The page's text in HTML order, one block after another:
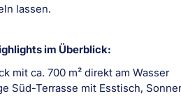
lassen.
im Überblick:
mit ca. 700 m² direkt am Wasser
Süd-Terrasse mit Esstisch,